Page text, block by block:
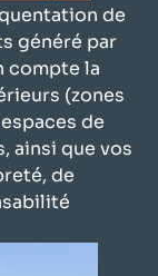
de
généré par
compte la
(zones
de
ainsi que vos
de